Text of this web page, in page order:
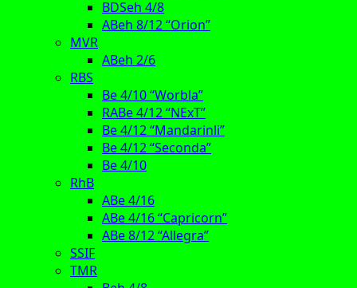
BDSeh 4/8
ABeh 8/12 “Orion”
MVR
ABeh 2/6
RBS
Be 4/10 “Worbla”
RABe 4/12 “NExT”
Be 4/12 “Mandarinli”
Be 4/12 “Seconda”
Be 4/10
RhB
ABe 4/16
ABe 4/16 “Capricorn”
ABe 8/12 “Allegra”
SSIF
TMR